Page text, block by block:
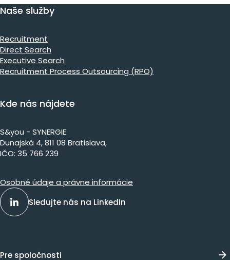
Naše služby
Recruitment
Direct Search
Executive Search
Recruitment Process Outsourcing (RPO)
Kde nás nájdete
S&you - SYNERGIE
Dunajs​ká 4, 811 08 Bratislava,​​​​
IČO: 35 766 239
Osobné údaje a právne informácie
Sledujte nás na LinkedIn
Pre spoločnosti